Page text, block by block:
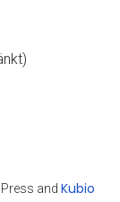
and Kubio